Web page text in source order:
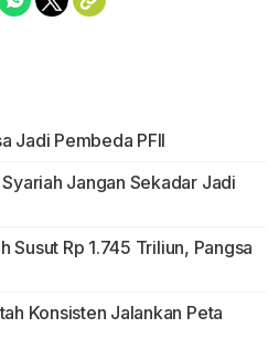
Jadi Pembeda PFII
Jangan Sekadar Jadi
Susut Rp 1.745 Triliun, Pangsa
Konsisten Jalankan Peta